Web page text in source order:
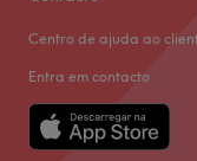
Centro de ajuda ao
Entra em contacto